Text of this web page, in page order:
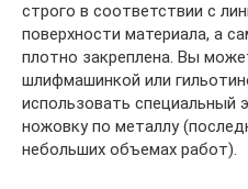
строго в соответствии с
поверхности материала, а
плотно закреплена. Вы
шлифмашинкой или
использовать специальный
ножовку по металлу
небольших объемах работ).